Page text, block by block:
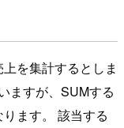
を集計するとしま
ますが、SUMする
ます。 該当する